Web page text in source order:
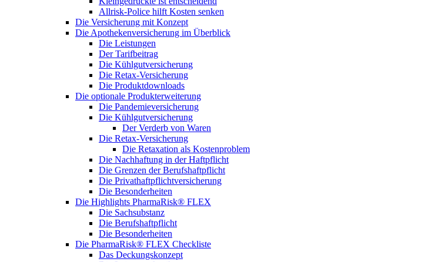
Allrisk-Police hilft Kosten senken
Die Versicherung mit Konzept
Die Apothekenversicherung im Überblick
Die Leistungen
Der Tarifbeitrag
Die Kühlgutversicherung
Die Retax-Versicherung
Die Produktdownloads
Die optionale Produkterweiterung
Die Pandemieversicherung
Die Kühlgutversicherung
Der Verderb von Waren
Die Retax-Versicherung
Die Retaxation als Kostenproblem
Die Nachhaftung in der Haftpflicht
Die Grenzen der Berufshaftpflicht
Die Privathaftpflichtversicherung
Die Besonderheiten
Die Highlights PharmaRisk® FLEX
Die Sachsubstanz
Die Berufshaftpflicht
Die Besonderheiten
Die PharmaRisk® FLEX Checkliste
Das Deckungskonzept